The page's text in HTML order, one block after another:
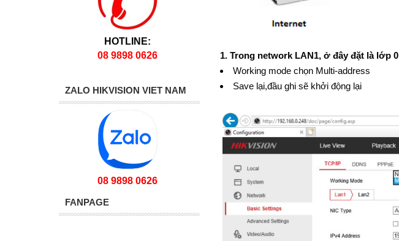
1. Trong network LAN1, ở đây đặt là lớp
Working mode chọn Multi-address
Save lại,đầu ghi sẽ khởi động lại
HOTLINE:
08 9898 0626
ZALO HIKVISION VIET NAM
08 9898 0626
FANPAGE